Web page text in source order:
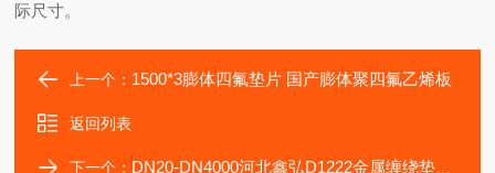
际尺寸。
上一个： 1500*3膨体四氟垫片 国产膨体聚四氟乙烯板
返回列表
下一个： DN20-DN4000河北鑫弘D1222金属缠绕垫片ASMEB16.20-2007